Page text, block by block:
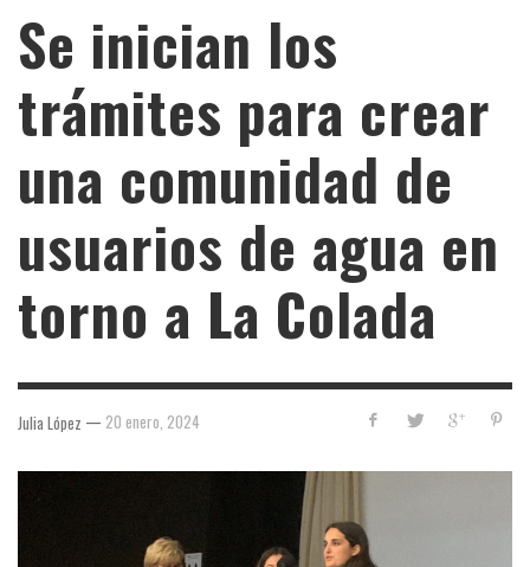
Se inician los
trámites para crear
una comunidad de
usuarios de agua en
torno a La Colada
Julia López — 20 enero, 2024